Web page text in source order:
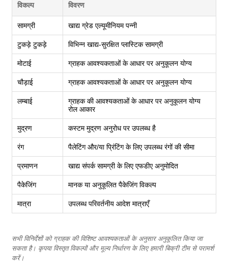
विकल्प विवरण
सामग्री खाद्य ग्रेड एल्यूमीनियम पन्नी
टुकड़े टुकड़े विभिन्न खाद्य-सुरक्षित प्लास्टिक सामग्री
मोटाई ग्राहक आवश्यकताओं के आधार पर अनुकूलन योग्य
चौड़ाई ग्राहक आवश्यकताओं के आधार पर अनुकूलन योग्य
लम्बाई
ग्राहक की आवश्यकताओं के आधार पर अनुकूलन योग्य
रोल आकार
मुद्रण कस्टम मुद्रण अनुरोध पर उपलब्ध है
रंग पैलेटिंग और/या प्रिंटिंग के लिए उपलब्ध रंगों की सीमा
प्रमाणन खाद्य संपर्क सामग्री के लिए एफडीए अनुमोदित
पैकेजिंग मानक या अनुकूलित पैकेजिंग विकल्प
मात्रा उपलब्ध परिवर्तनीय आदेश मात्राएँ
सभी विनिर्देशों को ग्राहक की विशिष्ट आवश्यकताओं के अनुसार अनुकूलित किया जा
सकता है। कृपया विस्तृत विकल्पों और मूल्य निर्धारण के लिए हमारी बिक्री टीम से परामर्श
करें।